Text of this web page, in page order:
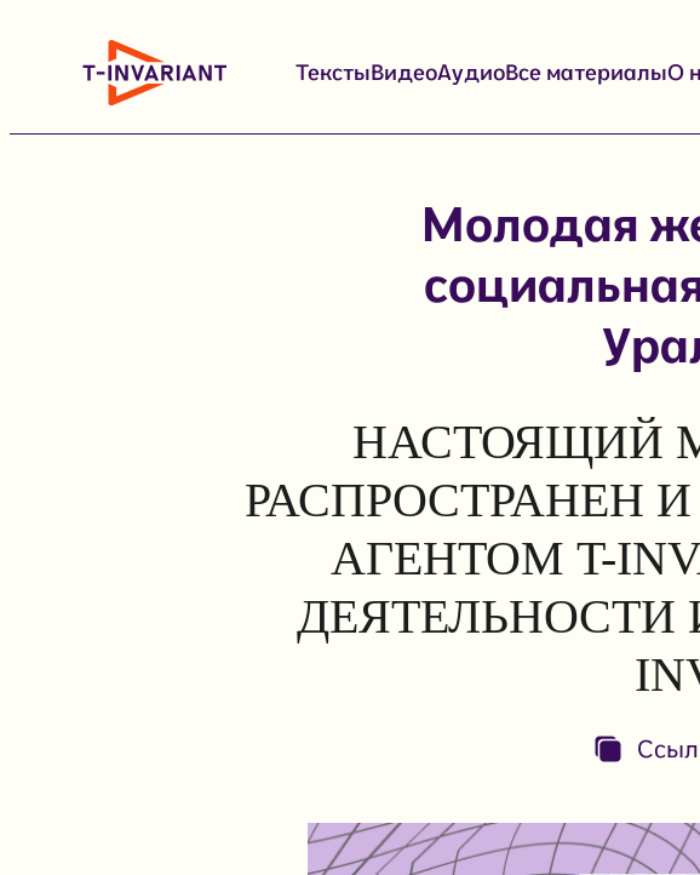
содержимому
ТекстыВидеоАудиоВсе материалыО
Молодая
НАСТОЯЩИЙ
РАСПРОСТРАНЕН
АГЕНТОМ T-
ДЕЯТЕЛЬНОСТИ